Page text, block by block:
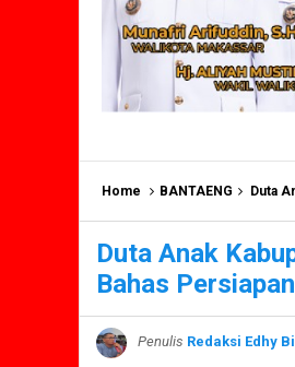
Home BANTAENG Duta
Duta Anak
Bahas
Penulis Redaksi Edhy